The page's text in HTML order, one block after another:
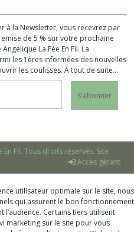
à la Newsletter, vous recevrez par
de 5 % sur votre prochaine
La Fée En Fil. La
les 1ères informées des nouvelles
les coulisses. A tout de suite...
S'abonner
Fil. Tous droits réservés. Site
Accès gérant
utilisateur optimale sur le site, nous
qui assurent le bon fonctionnement
l’audience. Certains tiers utilisent
marketing sur le site pour vous